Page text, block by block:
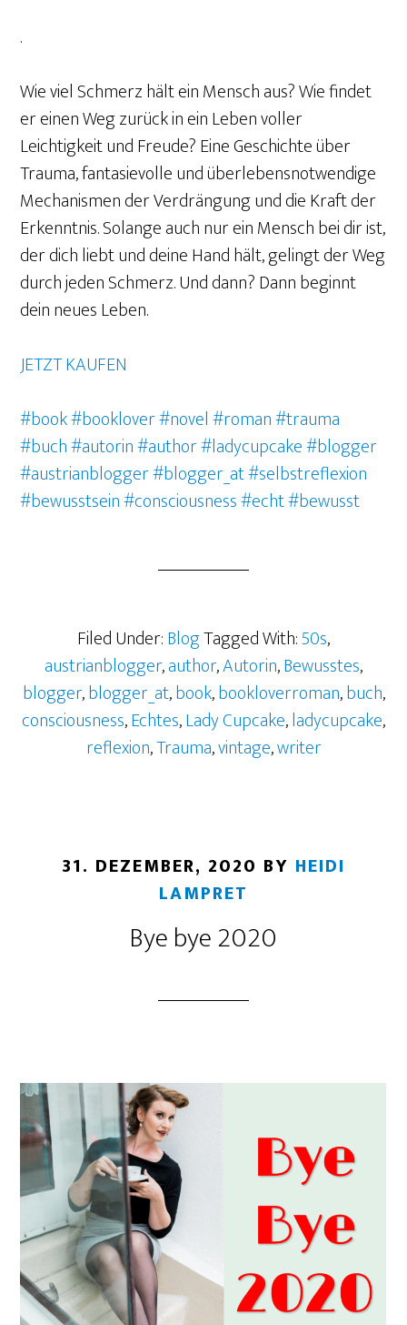
.
Wie viel Schmerz hält ein Mensch aus? Wie findet
er einen Weg zurück in ein Leben voller
Leichtigkeit und Freude? Eine Geschichte über
Trauma, fantasievolle und überlebensnotwendige
Mechanismen der Verdrängung und die Kraft der
Erkenntnis. Solange auch nur ein Mensch bei dir ist,
der dich liebt und deine Hand hält, gelingt der Weg
durch jeden Schmerz. Und dann? Dann beginnt
dein neues Leben.
JETZT KAUFEN
#book#booklover#novel#roman#trauma
#buch#autorin#author#ladycupcake#blogger
#austrianblogger#blogger_at#selbstreflexion
#bewusstsein#consciousness#echt#bewusst
Filed Under:BlogTagged With:50s,
austrianblogger,author,Autorin,Bewusstes,
blogger,blogger_at,book,bookloverroman,buch,
consciousness,Echtes,Lady Cupcake,ladycupcake,
reflexion,Trauma,vintage,writer
31. DEZEMBER, 2020 BY HEIDI
LAMPRET
Bye bye 2020